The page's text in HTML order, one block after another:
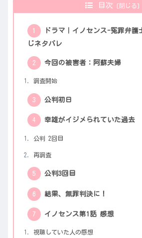
目次
ドラマ｜イノセンス-冤罪弁
じネタバレ
今回の被害者：阿蘇夫婦
調査開始
公判初日
幸雄がイジメられていた過去
公判 2回目
再調査
公判3回目
結果、無罪判決に！
イノセンス第1話 感想
視聴していた人の感想